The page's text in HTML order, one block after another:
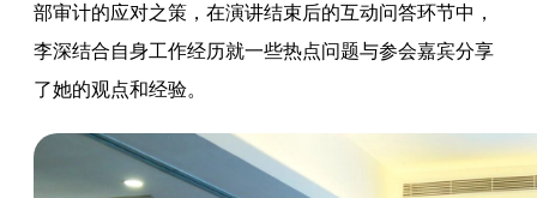
部审计的应对之策，在演讲结束后的互动问答环节中，
李深结合自身工作经历就一些热点问题与参会嘉宾分享
了她的观点和经验。